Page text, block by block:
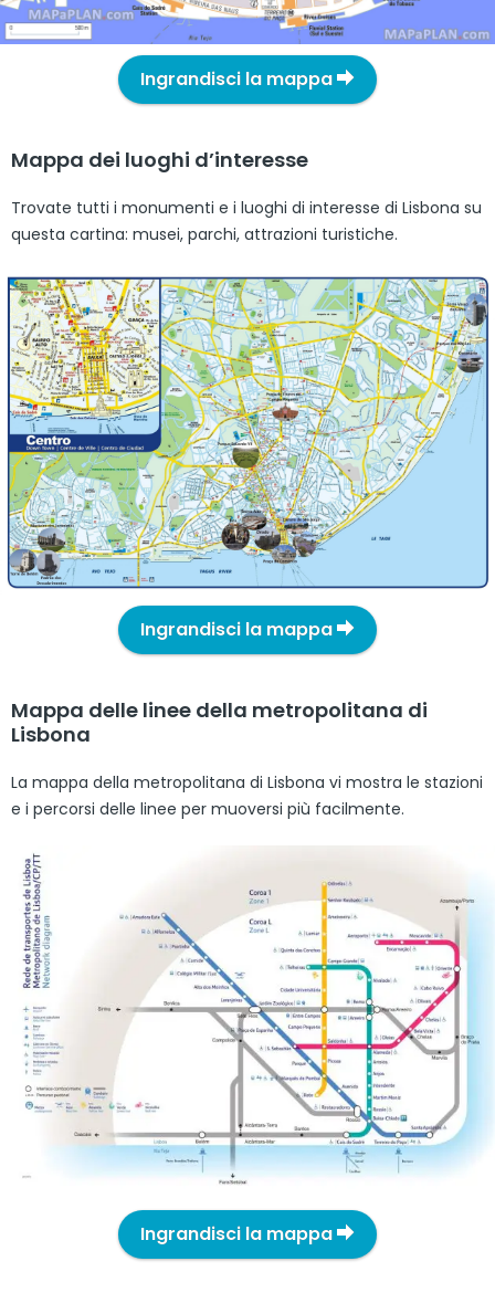
Ingrandisci la mappa
Mappa dei luoghi d’interesse
Trovate tutti i monumenti e i luoghi di interesse di Lisbona su
questa cartina: musei, parchi, attrazioni turistiche.
Ingrandisci la mappa
Mappa delle linee della metropolitana di
Lisbona
La mappa della metropolitana di Lisbona vi mostra le stazioni
e i percorsi delle linee per muoversi più facilmente.
Ingrandisci la mappa